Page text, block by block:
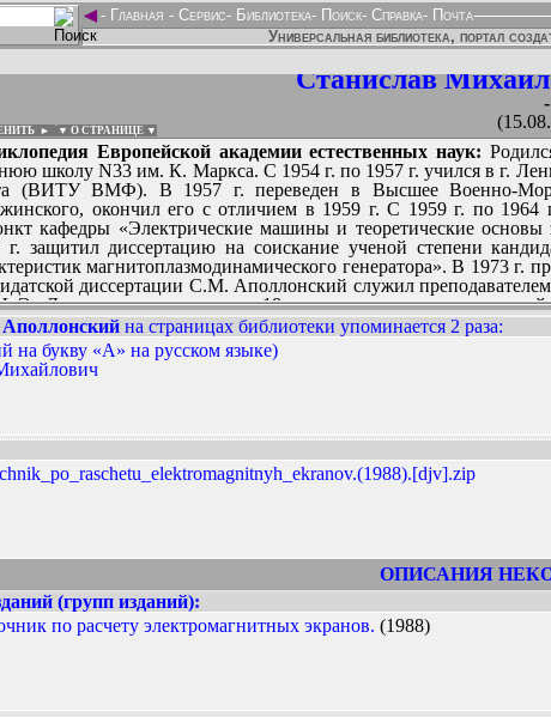
◄- Главная - Сервис- Библиотека- Поиск- Справка- Почта
Универсальная библиотека, портал
Станислав
-
► ▼ О СТРАНИЦЕ ▼
Европейской академии естественных наук:
школу N33 им. К. Маркса. С 1954 г. по 1957 г. учился в г.
(ВИТУ ВМФ). В 1957 г. переведен в Высшее Военно-
окончил его с отличием в 1959 г. С 1959 г. по
кафедры «Электрические машины и теоретические
г. защитил диссертацию на соискание ученой степени
магнитоплазмодинамического генератора». В 1973
диссертации С.М. Аполлонский служил
Дзержинского в течение 18 лет, до конца военно-
основы электротехники, электрические машины,
направлением научной деятельности С.М.
методов и средств защиты от них, изучение их
к защите докторская диссертация на специальную тему.
теме: «Комплексная задача расчета и снижения
Ученое звание «профессор» присвоено в 1990
г. по 1994 г.) С.М. Аполлонский подготовил и читал
За период научной деятельности им опубликовано
Ершов...
на страницах библиотеки упоминается 2 раза:
букву «А» на русском языке)
ОПИСАНИЯ
(групп изданий):
по расчету электромагнитных экранов. (1988)